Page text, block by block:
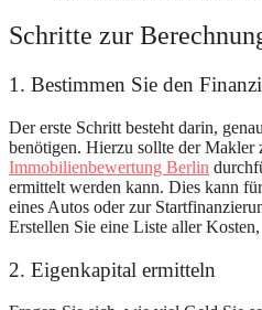
Schritte zur
1. Bestimmen Sie den
Der erste Schritt besteht darin,
benötigen. Hierzu sollte der Makler
Immobilienbewertung Berlin
ermittelt werden kann. Dies kann
eines Autos oder zur
Erstellen Sie eine Liste aller
2. Eigenkapital ermitteln